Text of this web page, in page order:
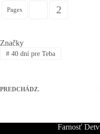
Pages 2
Značky
#40 dní pre Teba
PREDCHÁDZ.
Farnosť